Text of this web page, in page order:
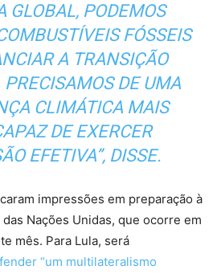
GLOBAL, PODEMOS
FÓSSEIS
A TRANSIÇÃO
PRECISAMOS DE UMA
CLIMÁTICA MAIS
DE EXERCER
EFETIVA”, DISSE.
impressões em preparação à
Nações Unidas, que ocorre em
mês. Para Lula, será
“um multilateralismo